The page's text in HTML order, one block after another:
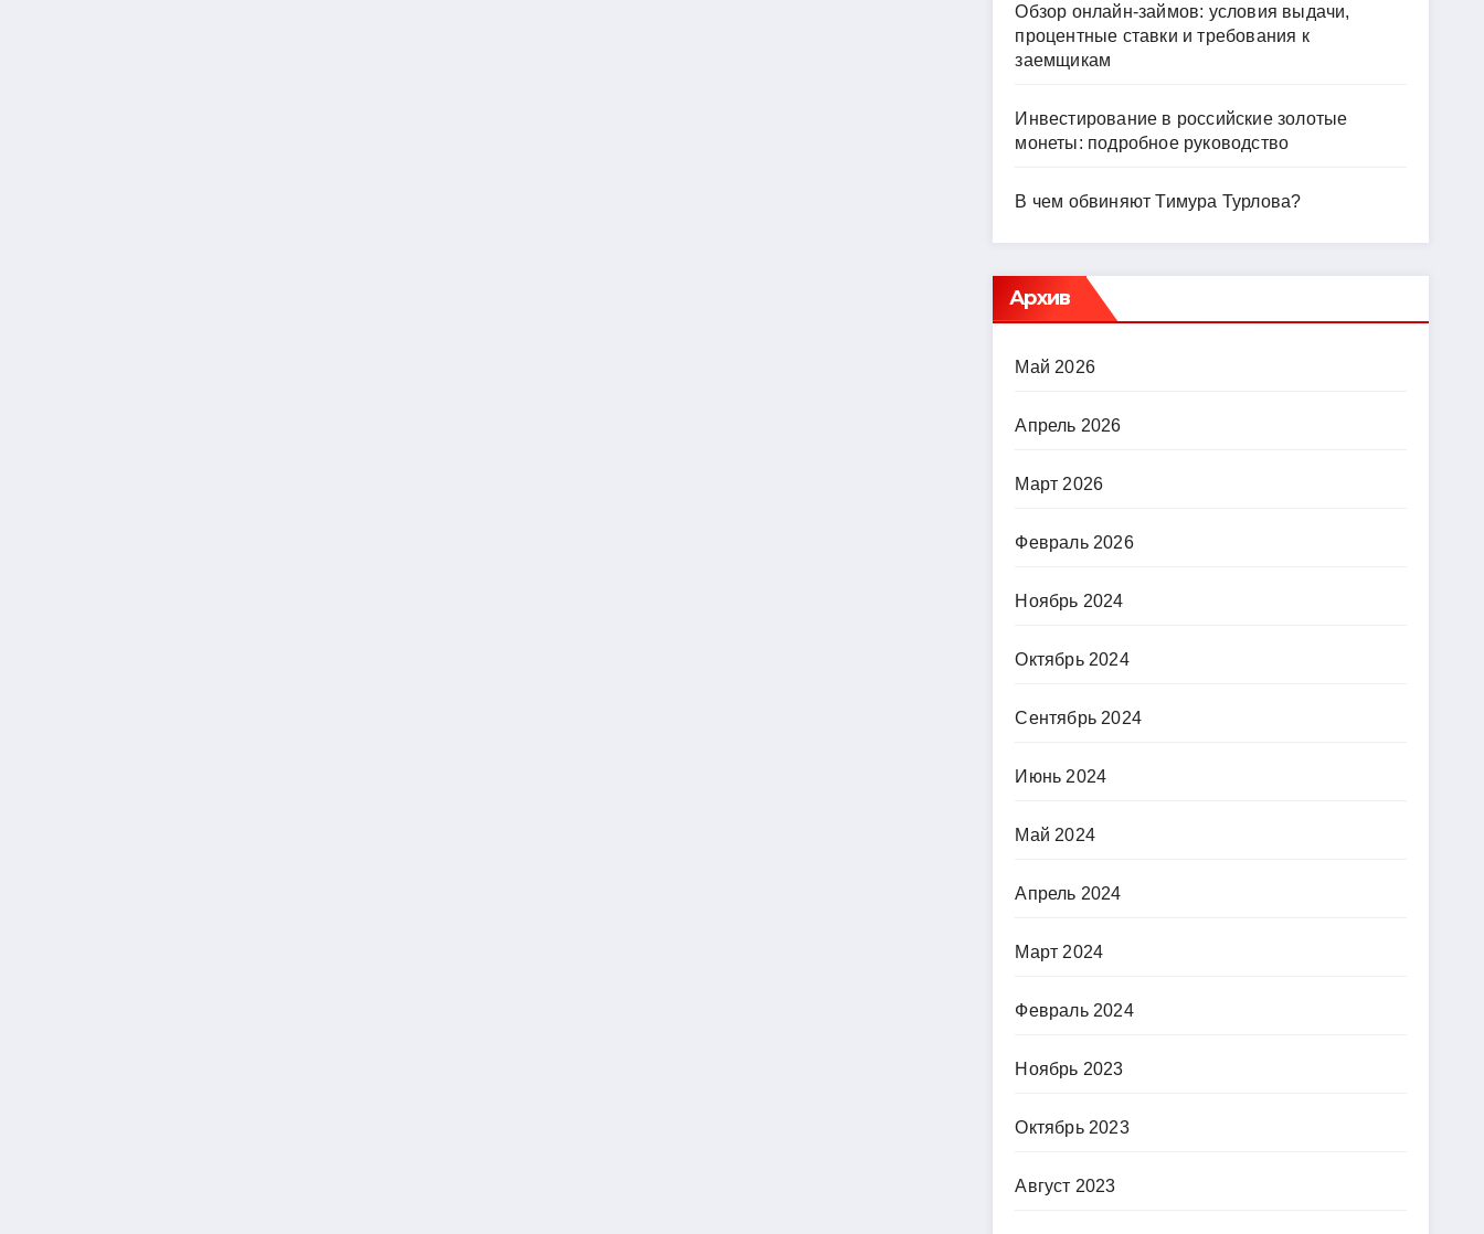
Обзор онлайн-займов: условия выдачи,
процентные ставки и требования к
заемщикам
Инвестирование в российские золотые
монеты: подробное руководство
В чем обвиняют Тимура Турлова?
Архив
Май 2026
Апрель 2026
Март 2026
Февраль 2026
Ноябрь 2024
Октябрь 2024
Сентябрь 2024
Июнь 2024
Май 2024
Апрель 2024
Март 2024
Февраль 2024
Ноябрь 2023
Октябрь 2023
Август 2023